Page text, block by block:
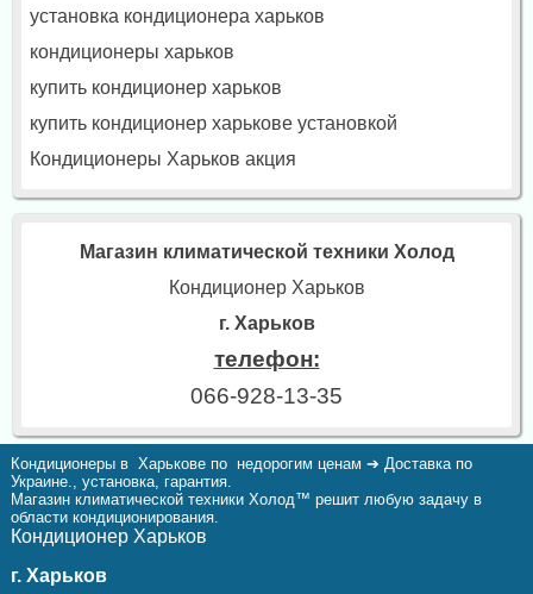
установка кондиционера харьков
кондиционеры харьков
купить кондиционер харьков
купить кондиционер харькове установкой
Кондиционеры Харьков акция
Магазин климатической техники Холод
Кондиционер Харьков
г. Харьков
телефон:
066-928-13-35
Кондиционеры в Харькове по недорогим ценам ➔ Доставка по
Украине., установка, гарантия.
Магазин климатической техники Холод™ решит любую задачу в
области кондиционирования.
Кондиционер Харьков
г. Харьков